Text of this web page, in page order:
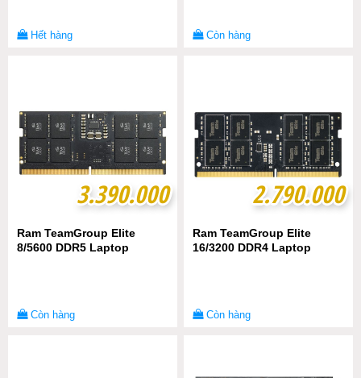
Hết hàng Còn hàng
3.390.000
3.390.000
Ram TeamGroup Elite
8/5600 DDR5 Laptop
Còn hàng
2.790.000
2.790.000
Ram TeamGroup Elite
16/3200 DDR4 Laptop
Còn hàng